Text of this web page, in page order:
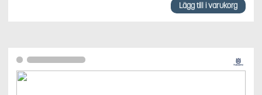
Lägg till i varukorg